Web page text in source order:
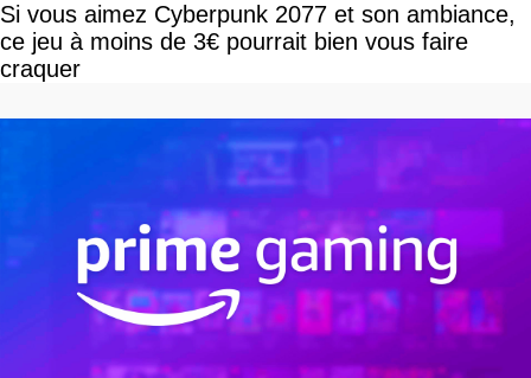
Si vous aimez Cyberpunk 2077 et son ambiance,
ce jeu à moins de 3€ pourrait bien vous faire
craquer